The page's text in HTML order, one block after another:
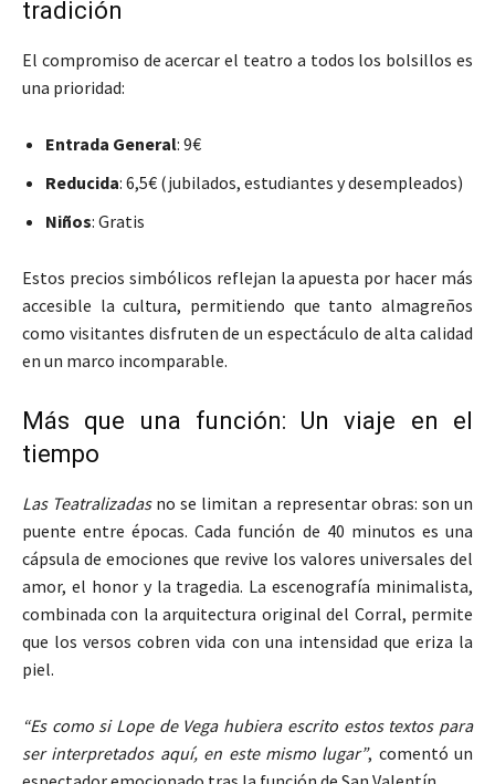
tradición
El compromiso de acercar el teatro a todos los bolsillos es
una prioridad:
Entrada General: 9€
Reducida: 6,5€ (jubilados, estudiantes y desempleados)
Niños: Gratis
Estos precios simbólicos reflejan la apuesta por hacer más
accesible la cultura, permitiendo que tanto almagreños
como visitantes disfruten de un espectáculo de alta calidad
en un marco incomparable.
Más que una función: Un viaje en el
tiempo
Las Teatralizadasno se limitan a representar obras: son un
puente entre épocas. Cada función de 40 minutos es una
cápsula de emociones que revive los valores universales del
amor, el honor y la tragedia. La escenografía minimalista,
combinada con la arquitectura original del Corral, permite
que los versos cobren vida con una intensidad que eriza la
piel.
“Es como si Lope de Vega hubiera escrito estos textos para
ser interpretados aquí, en este mismo lugar”, comentó un